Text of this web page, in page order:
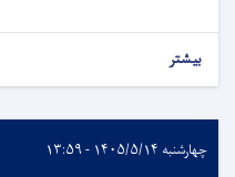
بیشتر
چهارشنبه ۱۴۰۵/۵/۱۴ - ۱۳:۵۹